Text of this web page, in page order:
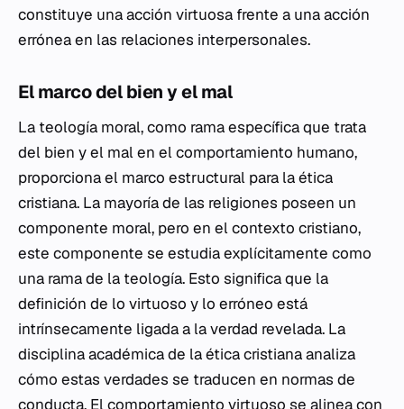
constituye una acción virtuosa frente a una acción
errónea en las relaciones interpersonales.
El marco del bien y el mal
La teología moral, como rama específica que trata
del bien y el mal en el comportamiento humano,
proporciona el marco estructural para la ética
cristiana. La mayoría de las religiones poseen un
componente moral, pero en el contexto cristiano,
este componente se estudia explícitamente como
una rama de la teología. Esto significa que la
definición de lo virtuoso y lo erróneo está
intrínsecamente ligada a la verdad revelada. La
disciplina académica de la ética cristiana analiza
cómo estas verdades se traducen en normas de
conducta. El comportamiento virtuoso se alinea con